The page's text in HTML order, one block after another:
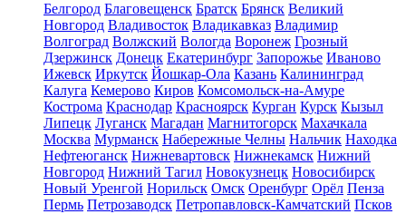
Белгород Благовещенск Братск Брянск Великий
Новгород Владивосток Владикавказ Владимир
Волгоград Волжский Вологда Воронеж Грозный
Дзержинск Донецк Екатеринбург Запорожье Иваново
Ижевск Иркутск Йошкар-Ола Казань Калининград
Калуга Кемерово Киров Комсомольск-на-Амуре
Кострома Краснодар Красноярск Курган Курск Кызыл
Липецк Луганск Магадан Магнитогорск Махачкала
Москва Мурманск Набережные Челны Нальчик Находка
Нефтеюганск Нижневартовск Нижнекамск Нижний
Новгород Нижний Тагил Новокузнецк Новосибирск
Новый Уренгой Норильск Омск Оренбург Орёл Пенза
Пермь Петрозаводск Петропавловск-Камчатский Псков